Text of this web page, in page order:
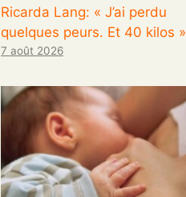
Ricarda Lang: « J’ai perdu
quelques peurs. Et 40 kilos »
7 août 2026